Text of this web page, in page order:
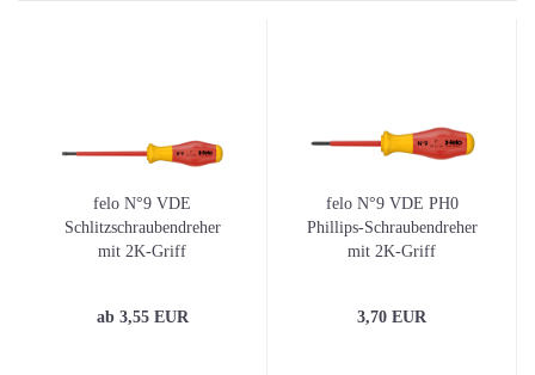
felo N°9 VDE
Schlitzschraubendreher
mit 2K-Griff
ab 3,55 EUR
felo N°9 VDE PH0
Phillips-Schraubendreher
mit 2K-Griff
3,70 EUR